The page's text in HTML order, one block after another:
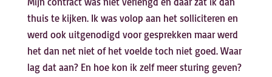
thuis te kijken. Ik was volop aan het solliciteren en
werd ook uitgenodigd voor gesprekken maar werd
het dan net niet of het voelde toch niet goed. Waar
lag dat aan? En hoe kon ik zelf meer sturing geven?